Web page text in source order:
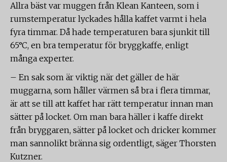
Allra bäst var muggen från Klean Kanteen, som i
rumstemperatur lyckades hålla kaffet varmt i hela
fyra timmar. Då hade temperaturen bara sjunkit till
65°C, en bra temperatur för bryggkaffe, enligt
många experter.
– En sak som är viktig när det gäller de här
muggarna, som håller värmen så bra i flera timmar,
är att se till att kaffet har rätt temperatur innan man
sätter på locket. Om man bara häller i kaffe direkt
från bryggaren, sätter på locket och dricker kommer
man sannolikt bränna sig ordentligt, säger Thorsten
Kutzner.